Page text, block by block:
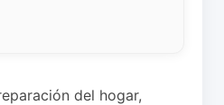
del hogar,